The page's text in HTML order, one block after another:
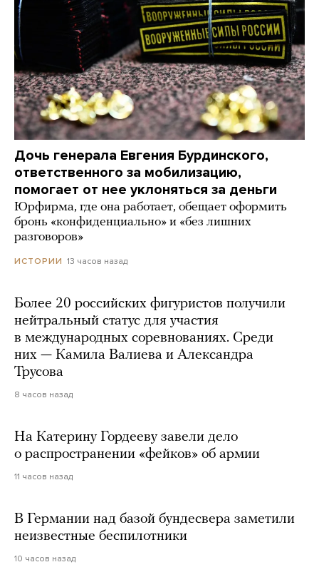
Дочь генерала Евгения Бурдинского,
ответственного за мобилизацию,
помогает от нее уклоняться за деньги
Юрфирма, где она работает, обещает оформить
бронь «конфиденциально» и «без лишних
разговоров»
ИСТОРИИ 13 часов назад
Более 20 российских фигуристов получили
нейтральный статус для участия
в международных соревнованиях. Среди
них — Камила Валиева и Александра
Трусова
8 часов назад
На Катерину Гордееву завели дело
о распространении «фейков» об армии
11 часов назад
В Германии над базой бундесвера заметили
неизвестные беспилотники
10 часов назад